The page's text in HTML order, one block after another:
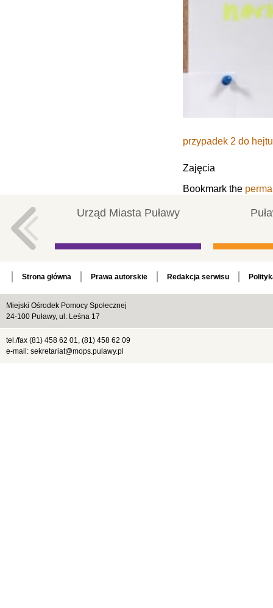
przypadek 2 do hejtu
Zajęcia
Bookmark the
Urząd Miasta Puławy
Strona główna Prawa autorskie Redakcja serwisu
Miejski Ośrodek Pomocy Społecznej
24-100 Puławy, ul. Leśna 17
tel./fax (81) 458 62 01, (81) 458 62 09
e-mail: sekretariat@mops.pulawy.pl